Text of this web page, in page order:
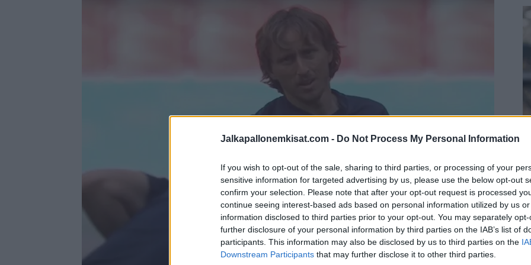
Jalkapallonemkisat.com - Do Not Process My Personal Information
If you wish to opt-out of the sale, sharing to third parties, or processing of your
sensitive information for targeted advertising by us, please use the below opt-out
confirm your selection. Please note that after your opt-out request is processed
continue seeing interest-based ads based on personal information utilized by us
information disclosed to third parties prior to your opt-out. You may separately
further disclosure of your personal information by third parties on the IAB’s list of
participants. This information may also be disclosed by us to third parties on the
Downstream Participants that may further disclose it to other third parties.